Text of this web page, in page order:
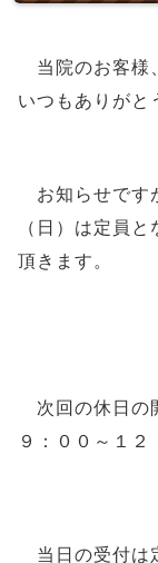
当院のお客様
いつもありがと
お知らせです
（日）は定員
頂きます。
次回の休日の
９：００～１２
当日の受付は